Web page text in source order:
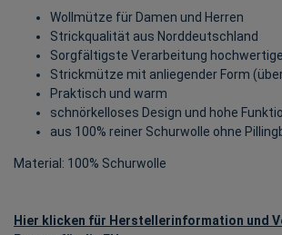
Wollmütze für Damen und Herren
Strickqualität aus Norddeutschland
Sorgfältigste Verarbeitung
Strickmütze mit anliegender Form
Praktisch und warm
schnörkelloses Design und hohe
aus 100% reiner Schurwolle ohne
Material: 100% Schurwolle
Hier klicken für Herstellerinformation und